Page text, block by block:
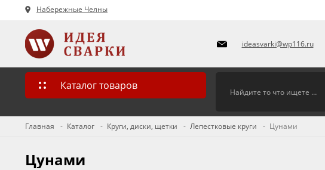
Набережные Челны
ideasvarki@wp116.ru
Каталог товаров
Главная Каталог Круги, диски, щетки Лепестковые круги Цунами
Цунами